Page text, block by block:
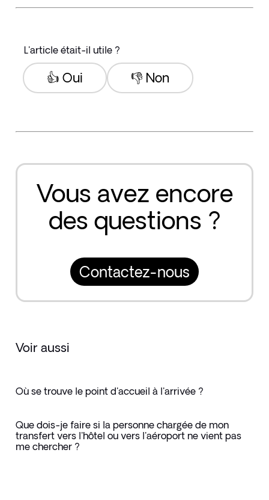
L'article était-il utile ?
👎 Non
👍 Oui
Vous avez encore
des questions ?
Contactez-nous
Voir aussi
Où se trouve le point d'accueil à l'arrivée ?
Que dois-je faire si la personne chargée de mon
transfert vers l'hôtel ou vers l'aéroport ne vient pas
me chercher ?